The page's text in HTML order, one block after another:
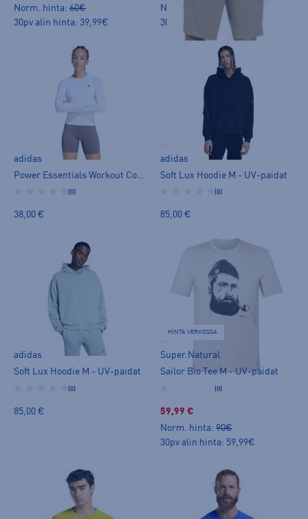
Norm. hinta: 60€
30pv alin hinta: 39,99€
Norm. hinta:
39,90€
30pv alin hinta: 34,99€
adidas
(0)
38,00 €
adidas
Soft Lux Hoodie M - UV-paidat
(0)
85,00 €
adidas
Soft Lux Hoodie M - UV-paidat
(0)
85,00 €
HINTA VERKOSSA
Super.Natural
Sailor Bio Tee M - UV-paidat
(0)
59,99 €
Norm. hinta: 90€
30pv alin hinta: 59,99€